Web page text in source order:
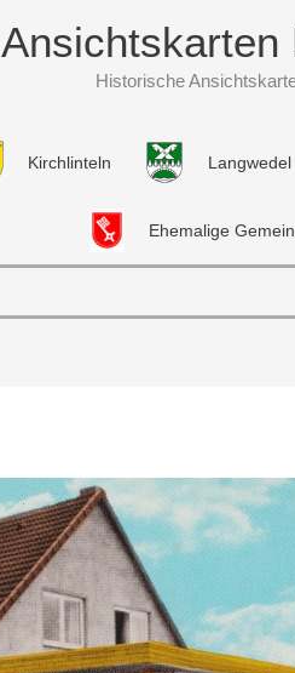
Ansichtskarten
Historische
Kirchlinteln Langwedel
Ehemalige